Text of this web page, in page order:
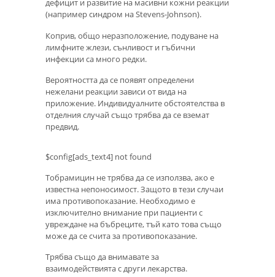
дефицит и развитие на масивни кожни реакции
(например синдром на Stevens-Johnson).
Коприв, общо неразположение, подуване на
лимфните жлези, сънливост и гъбични
инфекции са много редки.
Вероятността да се появят определени
нежелани реакции зависи от вида на
приложение. Индивидуалните обстоятелства в
отделния случай също трябва да се вземат
предвид.
$config[ads_text4] not found
Тобрамицин не трябва да се използва, ако е
известна непоносимост. Защото в тези случаи
има противопоказание. Необходимо е
изключително внимание при пациенти с
увреждане на бъбреците, тъй като това също
може да се счита за противопоказание.
Трябва също да внимавате за
взаимодействията с други лекарства.